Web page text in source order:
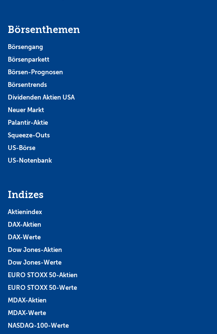
Börsenthemen
Börsengang
Börsenparkett
Börsen-Prognosen
Börsentrends
Dividenden Aktien USA
Neuer Markt
Palantir-Aktie
Squeeze-Outs
US-Börse
US-Notenbank
Indizes
Aktienindex
DAX-Aktien
DAX-Werte
Dow Jones-Aktien
Dow Jones-Werte
EURO STOXX 50-Aktien
EURO STOXX 50-Werte
MDAX-Aktien
MDAX-Werte
NASDAQ-100-Werte